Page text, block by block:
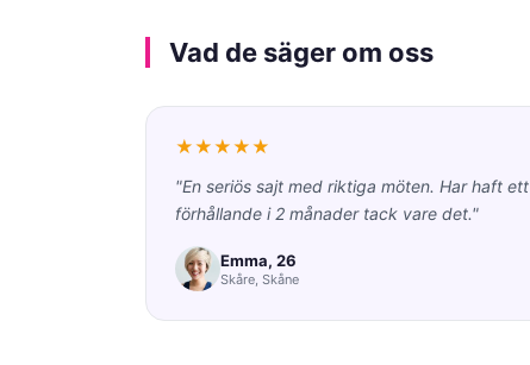
Vad de säger om oss
★★★★★
"En seriös sajt med riktiga möten. Har haft ett
förhållande i 2 månader tack vare det."
Emma, 26
Skåre, Skåne